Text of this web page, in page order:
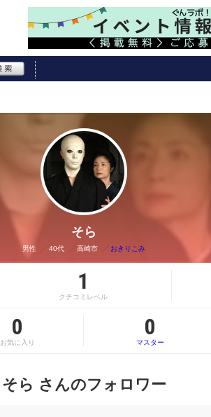
そら
男性 40代 高崎市 おきりこみ
1
クチコミレベル
0
お気に入り
0
マスター
そら さんのフォロワー